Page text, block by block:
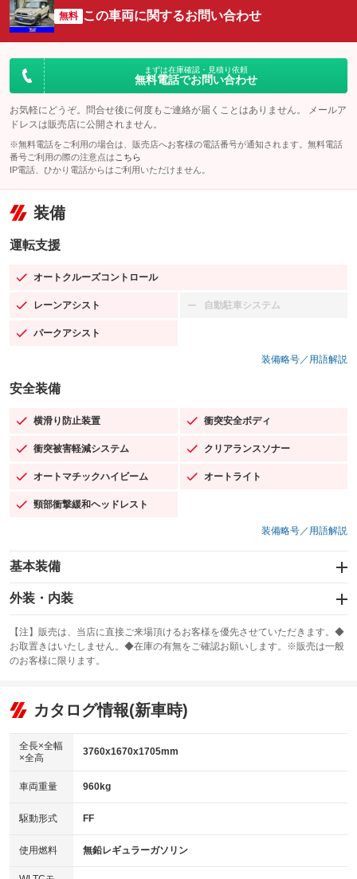
無料 この車両に関するお問い合わせ
まずは在庫確認・見積り依頼
無料電話でお問い合わせ
お気軽にどうぞ。問合せ後に何度もご連絡が届くことはありません。 メールア
ドレスは販売店に公開されません。
※無料電話をご利用の場合は、販売店へお客様の電話番号が通知されます。無料電話
番号ご利用の際の注意点は こちら
IP電話、ひかり電話からはご利用いただけません。
装備
運転支援
オートクルーズコントロール
：装備あり
レーンアシスト
：装備あり 自動駐車システム
：装備なし
パークアシスト
：装備あり
装備略号／用語解説
安全装備
横滑り防止装置
：装備あり 衝突安全ボディ
：装備あり
衝突被害軽減システム
：装備あり クリアランスソナー
：装備あり
オートマチックハイビーム
：装備あり オートライト
：装備あり
頸部衝撃緩和ヘッドレスト
：装備あり
装備略号／用語解説
基本装備
エアバッグ：運転席/助手席/サイド
：装備あり
：装備なし
サンルーフ
：装備なし ABS
リフトアップ
：装備なし
：装備あり
パワーウィンドウ
アイドリングストップ
：装備あり
USB入力端子
：装備あり
100V電源
：装備なし
センターデフロック
外装・内装
カーナビ：SDナビ
：装備あり
TV：フルセグ
：装備あり
ビジュアル：-／DVD再生
：装備あり
：装備あり
革シート
キーレス
HID(キセノンライト)
：装備なし
バックカメラ
：装備あり
【注】販売は、当店に直接ご来場頂けるお客様を優先させていただきます。◆
お取置きはいたしません。◆在庫の有無をご確認お願いします。※販売は一般
のお客様に限ります。
カタログ情報(新車時)
全長×全幅
×全高
3760x1670x1705mm
車両重量 960kg
駆動形式 FF
使用燃料 無鉛レギュラーガソリン